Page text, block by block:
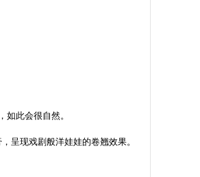
此会很自然。
呈现戏剧般洋娃娃的卷翘效果。